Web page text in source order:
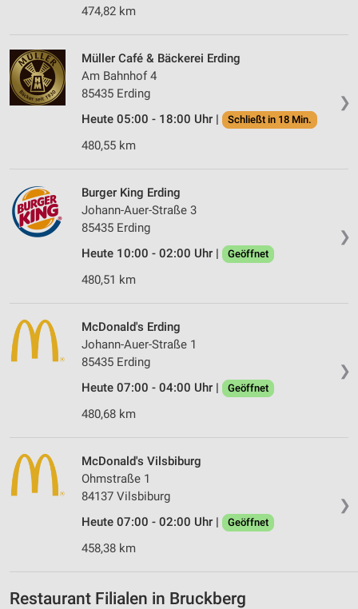
474,82 km
❯
Müller Café & Bäckerei Erding
Am Bahnhof 4
85435 Erding
Heute 05:00 - 18:00 Uhr |
Schließt in 18 Min.
480,55 km
❯
Burger King Erding
Johann-Auer-Straße 3
85435 Erding
Heute 10:00 - 02:00 Uhr |
Geöffnet
480,51 km
❯
McDonald's Erding
Johann-Auer-Straße 1
85435 Erding
Heute 07:00 - 04:00 Uhr |
Geöffnet
480,68 km
❯
McDonald's Vilsbiburg
Ohmstraße 1
84137 Vilsbiburg
Heute 07:00 - 02:00 Uhr |
Geöffnet
458,38 km
Restaurant Filialen in Bruckberg